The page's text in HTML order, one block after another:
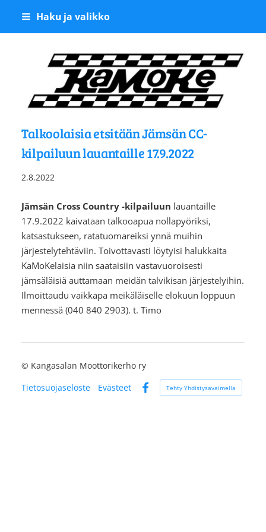
Siirry
Haku ja valikko
Kangasalan
Talkoolaisia etsitään Jämsän CC-
kilpailuun lauantaille 17.9.2022
2.8.2022
Jämsän Cross Country -kilpailuun lauantaille
17.9.2022 kaivataan talkooapua nollapyöriksi,
katsastukseen, ratatuomareiksi ynnä muihin
järjestelytehtäviin. Toivottavasti löytyisi halukkaita
KaMoKelaisia niin saataisiin vastavuoroisesti
jämsäläisiä auttamaan meidän talvikisan järjestelyihin.
Ilmoittaudu vaikkapa meikäläiselle elokuun loppuun
mennessä (040 840 2903). t. Timo
© Kangasalan Moottorikerho ry
Tietosuojaseloste
Evästeet
Facebook
Tehty Yhdistysavaimella